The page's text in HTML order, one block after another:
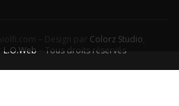
Colorz Studio
L.O.Web – Tous droits réservés